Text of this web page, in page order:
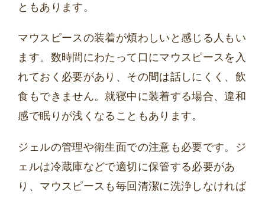
ともあります。
マウスピースの装着が煩わしいと感じる人もい
ます。数時間にわたって口にマウスピースを入
れておく必要があり、その間は話しにくく、飲
食もできません。就寝中に装着する場合、違和
感で眠りが浅くなることもあります。
ジェルの管理や衛生面での注意も必要です。ジ
ェルは冷蔵庫などで適切に保管する必要があ
り、マウスピースも毎回清潔に洗浄しなければ